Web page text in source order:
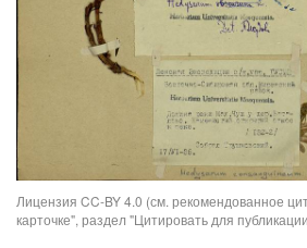
Лицензия CC-BY 4.0 (см. рекомендованное
карточке", раздел "Цитировать для